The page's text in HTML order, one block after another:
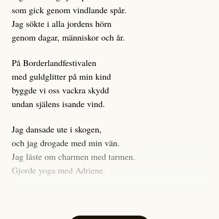
Journalistiken är låst. En klatschig men korrekt rubrik
gör förhoppningsvis att en nyfiken beställer
prenumeration, men den avslutas sekunder senare om
dessa granskningar på olika källor, alltifrån domar till
en mängd intervjupersoner, inklusive generös
möjlighet att bemöta för såväl personen vars motiv att
engagera sig i Palestinarörelsen ifrågasätts som de
grupper där Säpo-resursen samlade in uppgifter.
Researchen är grundlig.
Möjligen är det egentligen inte journalistikens metod
som stör?
artiklarna ”inte är bra för” och ”skapar betydligt mer
som gick genom vindlande spår.
Jag sökte i alla jordens hörn
genom dagar, människor och år.
På Borderlandfestivalen
med guldglitter på min kind
byggde vi oss vackra skydd
undan själens isande vind.
Jag dansade ute i skogen,
och jag drogade med min vän.
Jag läste om charmen med tarmen.
Gjorde yoga med Adriene.